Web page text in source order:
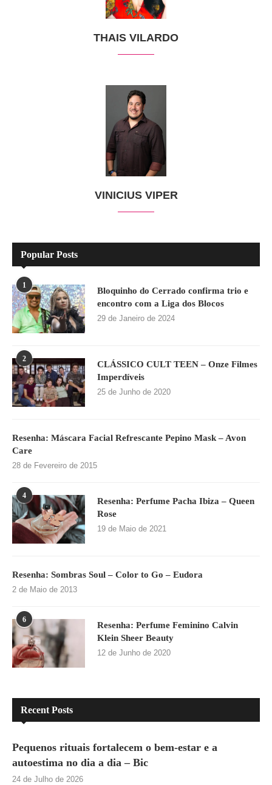
THAIS VILARDO
VINICIUS VIPER
Popular Posts
1
Bloquinho do Cerrado confirma trio e
encontro com a Liga dos Blocos
29 de Janeiro de 2024
2
CLÁSSICO CULT TEEN – Onze Filmes
Imperdíveis
25 de Junho de 2020
Resenha: Máscara Facial Refrescante Pepino Mask – Avon
Care
28 de Fevereiro de 2015
4
Resenha: Perfume Pacha Ibiza – Queen
Rose
19 de Maio de 2021
Resenha: Sombras Soul – Color to Go – Eudora
2 de Maio de 2013
6
Resenha: Perfume Feminino Calvin
Klein Sheer Beauty
12 de Junho de 2020
Recent Posts
Pequenos rituais fortalecem o bem-estar e a
autoestima no dia a dia – Bic
24 de Julho de 2026